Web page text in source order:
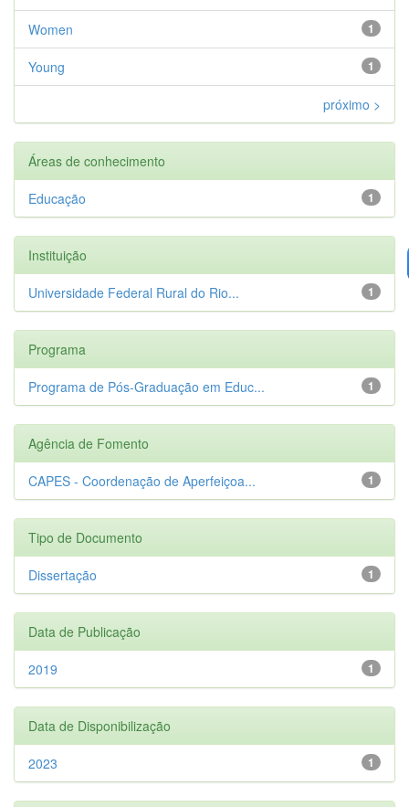
1
Women
1
Young
próximo >
Áreas de conhecimento
1
Educação
Instituição
1
Universidade Federal Rural do Rio...
Programa
1
Programa de Pós-Graduação em Educ...
Agência de Fomento
1
CAPES - Coordenação de Aperfeiçoa...
Tipo de Documento
1
Dissertação
Data de Publicação
1
2019
Data de Disponibilização
1
2023